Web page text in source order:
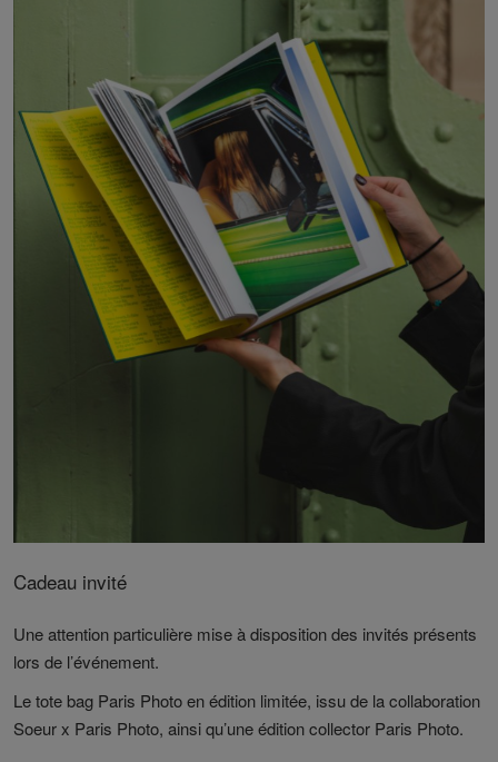
Cadeau invité
Une attention particulière mise à disposition des invités présents
lors de l’événement.
Le tote bag Paris Photo en édition limitée, issu de la collaboration
Soeur x Paris Photo, ainsi qu’une édition collector Paris Photo.